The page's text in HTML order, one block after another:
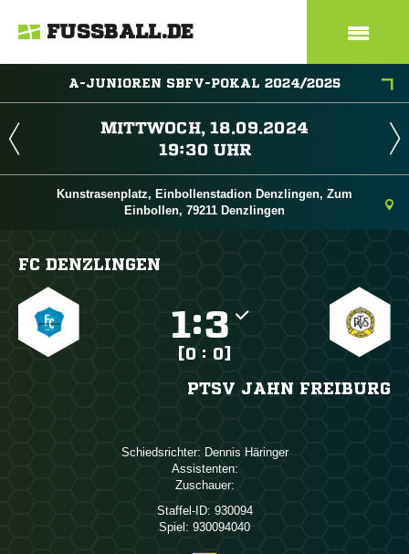
FUSSBALL.DE
A-JUNIOREN SBFV-POKAL 2024/2025
 
 
Kunstrasenplatz, Einbollenstadion Denzlingen, Zum
Einbollen, 79211 Denzlingen
FC DENZLINGEN
:
[0 : 0]
PTSV JAHN FREIBURG
Schiedsrichter:  
Assistenten:
Zuschauer:
Staffel-ID: 930094
Spiel: 930094040